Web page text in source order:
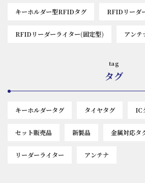
キーホルダー型RFIDタグ RFIDリーダ
RFIDリーダーライター(固定型) アンテ
tag
タグ
キーホルダータグ タイヤタグ IC
セット販売品 新製品 金属対応タ
リーダーライター アンテナ